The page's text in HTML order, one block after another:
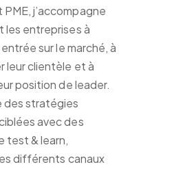
j’accompagne
les entreprises à
sur le marché, à
leur clientèle et à
position de leader.
des stratégies
avec des
test & learn,
différents canaux